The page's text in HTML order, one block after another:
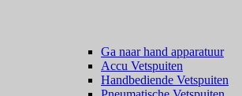
Ga naar hand apparatuur
Accu Vetspuiten
Handbediende Vetspuiten